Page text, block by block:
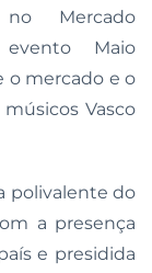
no Mercado
Maio
o mercado e o
Vasco
polivalente do
a presença
e presidida